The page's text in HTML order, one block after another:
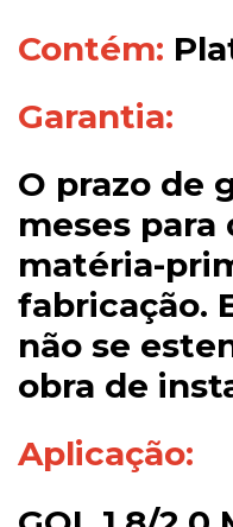
Contém:
Garantia:
O prazo de
meses
matéria-
fabricação.
não se
obra de
Aplicação: